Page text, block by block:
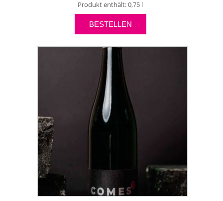
Produkt enthält: 0,75 l
BESTELLEN